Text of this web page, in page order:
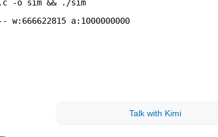
-o sim && . /sim
w:666622815 a:1000000000
Talk with Kimi